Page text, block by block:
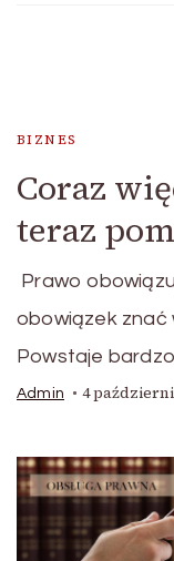
BIZNES
Coraz
teraz
Prawo
obowiązek znać
Powstaje
Admin 4